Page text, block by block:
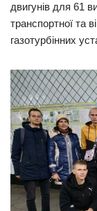
двигунів для 61
транспортної та
газотурбінних